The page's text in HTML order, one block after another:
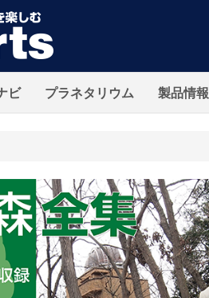
ビ プラネタリウム 製品情報